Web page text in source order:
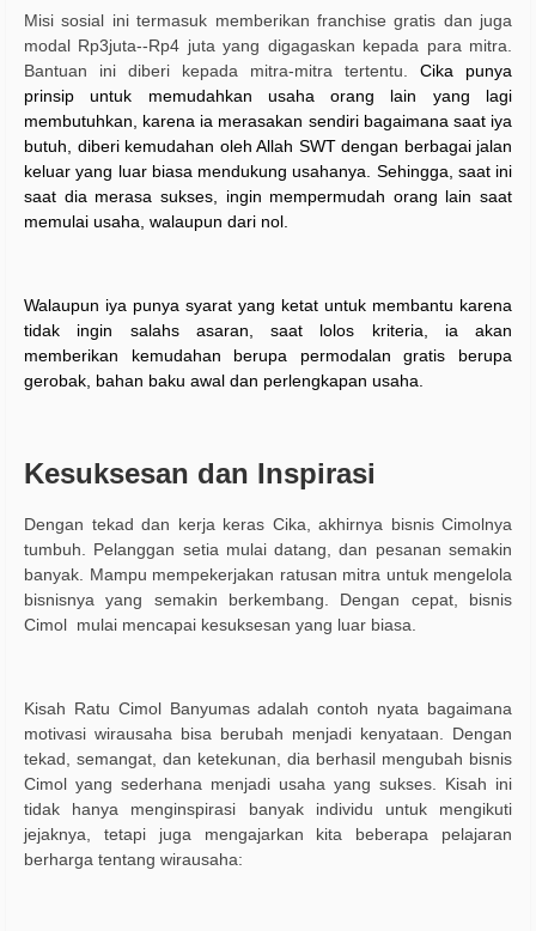
Misi sosial ini termasuk memberikan franchise gratis dan juga
modal Rp3juta--Rp4 juta yang digagaskan kepada para mitra.
Bantuan ini diberi kepada mitra-mitra tertentu.
Cika punya
prinsip untuk memudahkan usaha orang lain yang lagi
membutuhkan, karena ia merasakan sendiri bagaimana saat iya
butuh, diberi kemudahan oleh Allah SWT dengan berbagai jalan
keluar yang luar biasa mendukung usahanya. Sehingga, saat ini
saat dia merasa sukses, ingin mempermudah orang lain saat
memulai usaha, walaupun dari nol.
Walaupun iya punya syarat yang ketat untuk membantu karena
tidak ingin salahs asaran, saat lolos kriteria, ia akan
memberikan kemudahan berupa permodalan gratis berupa
gerobak, bahan baku awal dan perlengkapan usaha.
Kesuksesan dan Inspirasi
Dengan tekad dan kerja keras Cika, akhirnya bisnis Cimolnya
tumbuh. Pelanggan setia mulai datang, dan pesanan semakin
banyak. Mampu mempekerjakan ratusan mitra untuk mengelola
bisnisnya yang semakin berkembang. Dengan cepat, bisnis
Cimol mulai mencapai kesuksesan yang luar biasa.
Kisah Ratu Cimol Banyumas adalah contoh nyata bagaimana
motivasi wirausaha bisa berubah menjadi kenyataan. Dengan
tekad, semangat, dan ketekunan, dia berhasil mengubah bisnis
Cimol yang sederhana menjadi usaha yang sukses. Kisah ini
tidak hanya menginspirasi banyak individu untuk mengikuti
jejaknya, tetapi juga mengajarkan kita beberapa pelajaran
berharga tentang wirausaha: